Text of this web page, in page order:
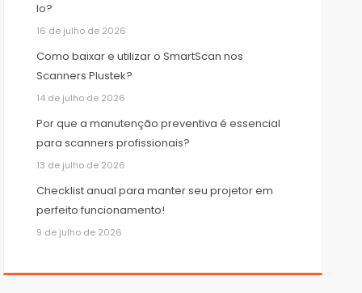
lo?
16 de julho de 2026
Como baixar e utilizar o SmartScan nos
Scanners Plustek?
14 de julho de 2026
Por que a manutenção preventiva é essencial
para scanners profissionais?
13 de julho de 2026
Checklist anual para manter seu projetor em
perfeito funcionamento!
9 de julho de 2026